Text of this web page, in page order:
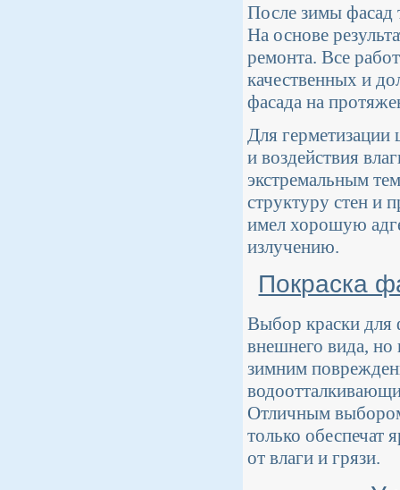
После зимы фасад
На основе
ремонта. Все
качественных и
фасада на
Для
и воздействия
экстремальным
структуру стен и
имел хорошую
излучению.
Покраска
Выбор краски для
внешнего вида, но
зимним
Отличным
только обеспечат
от влаги и грязи.